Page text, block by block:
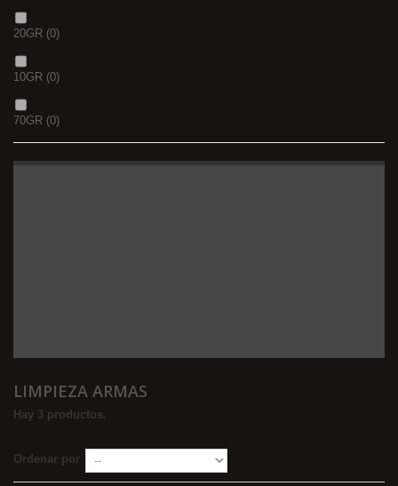
20GR (0)
10GR (0)
70GR (0)
LIMPIEZA ARMAS
Hay 3 productos.
Ordenar por